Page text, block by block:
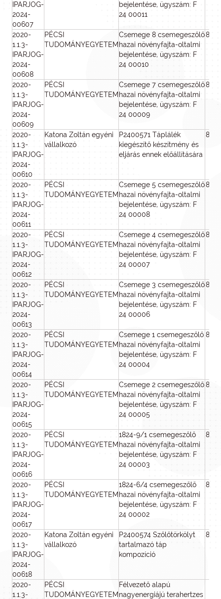
IPARJOG-
2024-
00607
bejelentése, ügyszám: F
24 00011
2020-
1.1.3-
IPARJOG-
2024-
00608
PÉCSI
TUDOMÁNYEGYETEM
Csemege 8 csemegeszőlő
hazai növényfajta-oltalmi
bejelentése, ügyszám: F
24 00010
800
2020-
1.1.3-
IPARJOG-
2024-
00609
PÉCSI
TUDOMÁNYEGYETEM
Csemege 7 csemegeszőlő
hazai növényfajta-oltalmi
bejelentése, ügyszám: F
24 00009
800
2020-
1.1.3-
IPARJOG-
2024-
00610
Katona Zoltán egyéni
vállalkozó
P2400571 Táplálék
kiegészítő készítmény és
eljárás ennek előállítására
800
2020-
1.1.3-
IPARJOG-
2024-
00611
PÉCSI
TUDOMÁNYEGYETEM
Csemege 5 csemegeszőlő
hazai növényfajta-oltalmi
bejelentése, ügyszám: F
24 00008
800
2020-
1.1.3-
IPARJOG-
2024-
00612
PÉCSI
TUDOMÁNYEGYETEM
Csemege 4 csemegeszőlő
hazai növényfajta-oltalmi
bejelentése, ügyszám: F
24 00007
800
2020-
1.1.3-
IPARJOG-
2024-
00613
PÉCSI
TUDOMÁNYEGYETEM
Csemege 3 csemegeszőlő
hazai növényfajta-oltalmi
bejelentése, ügyszám: F
24 00006
800
2020-
1.1.3-
IPARJOG-
2024-
00614
PÉCSI
TUDOMÁNYEGYETEM
Csemege 1 csemegeszőlő
hazai növényfajta-oltalmi
bejelentése, ügyszám: F
24 00004
800
2020-
1.1.3-
IPARJOG-
2024-
00615
PÉCSI
TUDOMÁNYEGYETEM
Csemege 2 csemegeszőlő
hazai növényfajta-oltalmi
bejelentése, ügyszám: F
24 00005
800
2020-
1.1.3-
IPARJOG-
2024-
00616
PÉCSI
TUDOMÁNYEGYETEM
1824-9/1 csemegeszőlő
hazai növényfajta-oltalmi
bejelentése, ügyszám: F
24 00003
800
2020-
1.1.3-
IPARJOG-
2024-
00617
PÉCSI
TUDOMÁNYEGYETEM
1824-6/4 csemegeszőlő
hazai növényfajta-oltalmi
bejelentése, ügyszám: F
24 00002
800
2020-
1.1.3-
IPARJOG-
2024-
00618
Katona Zoltán egyéni
vállalkozó
P2400574 Szőlőtörkölyt
tartalmazó táp
kompozíció
800
2020-
1.1.3-
PÉCSI
TUDOMÁNYEGYETEM
Félvezető alapú
nagyenergiájú terahertzes